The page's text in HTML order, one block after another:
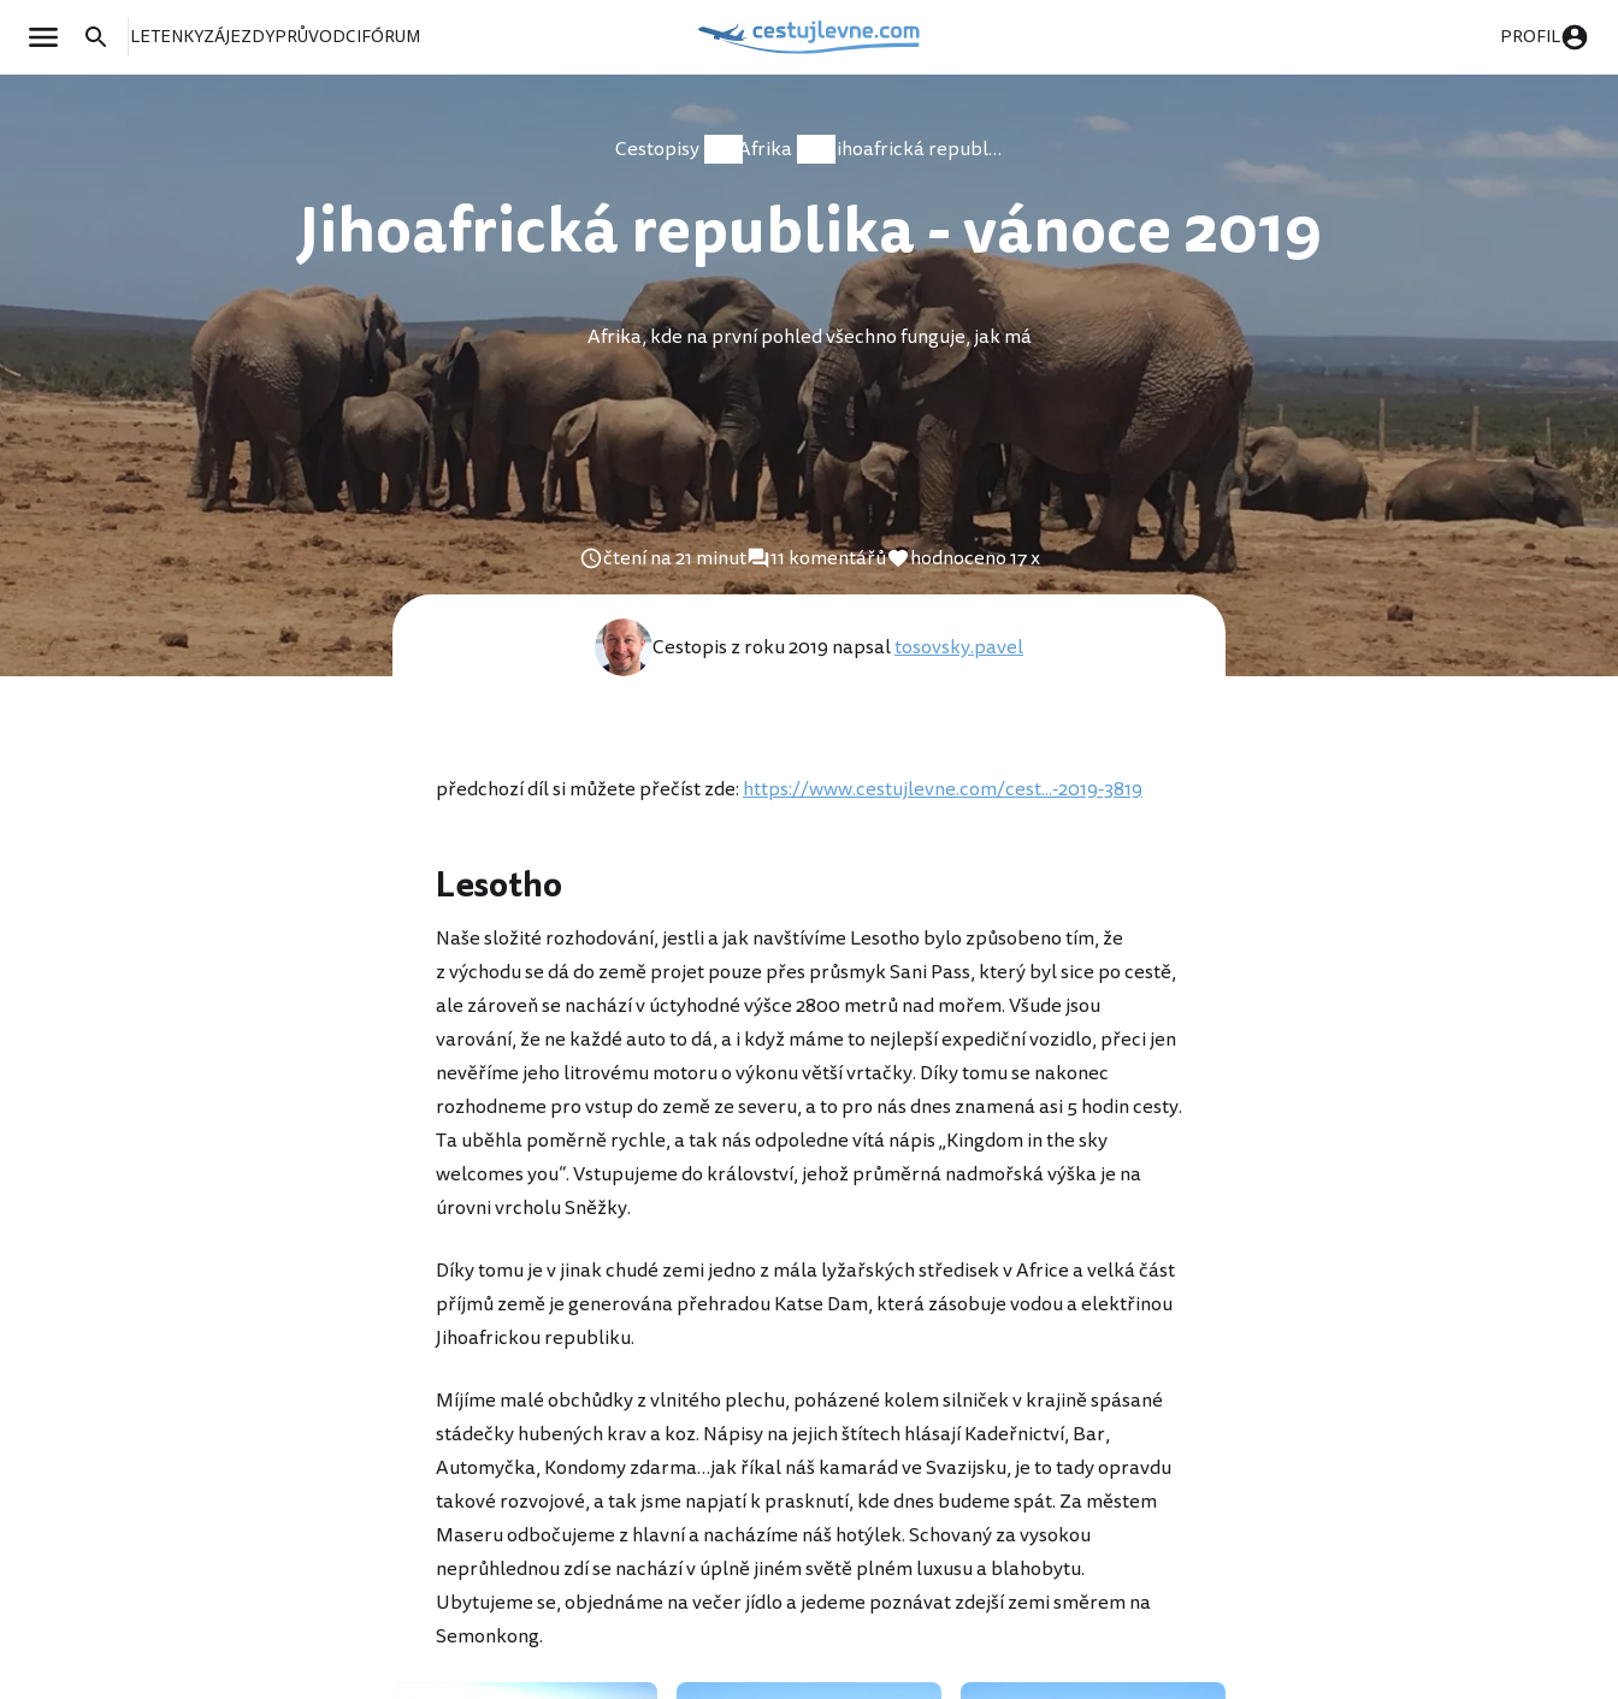
LETENKYZÁJEZDYPRŮVODCIFÓRUM PROFIL
Cestopisy Afrika Jihoafrická republika - vánoce 2019
Jihoafrická republika - vánoce 2019
Afrika, kde na první pohled všechno funguje, jak má
čtení na 21 minut 11 komentářů hodnoceno 17 x
Cestopis z roku 2019 napsaltosovsky.pavel
předchozí díl si můžete přečíst zde:https://www.cestujlevne.com/cest...-2019-3819
Lesotho
Naše složité rozhodování, jestli a jak navštívíme Lesotho bylo způsobeno tím, že
z východu se dá do země projet pouze přes průsmyk Sani Pass, který byl sice po cestě,
ale zároveň se nachází v úctyhodné výšce 2800 metrů nad mořem. Všude jsou
varování, že ne každé auto to dá, a i když máme to nejlepší expediční vozidlo, přeci jen
nevěříme jeho litrovému motoru o výkonu větší vrtačky. Díky tomu se nakonec
rozhodneme pro vstup do země ze severu, a to pro nás dnes znamená asi 5 hodin cesty.
Ta uběhla poměrně rychle, a tak nás odpoledne vítá nápis „Kingdom in the sky
welcomes you“. Vstupujeme do království, jehož průměrná nadmořská výška je na
úrovni vrcholu Sněžky.
Díky tomu je v jinak chudé zemi jedno z mála lyžařských středisek v Africe a velká část
příjmů země je generována přehradou Katse Dam, která zásobuje vodou a elektřinou
Jihoafrickou republiku.
Míjíme malé obchůdky z vlnitého plechu, poházené kolem silniček v krajině spásané
stádečky hubených krav a koz. Nápisy na jejich štítech hlásají Kadeřnictví, Bar,
Automyčka, Kondomy zdarma…jak říkal náš kamarád ve Svazijsku, je to tady opravdu
takové rozvojové, a tak jsme napjatí k prasknutí, kde dnes budeme spát. Za městem
Maseru odbočujeme z hlavní a nacházíme náš hotýlek. Schovaný za vysokou
neprůhlednou zdí se nachází v úplně jiném světě plném luxusu a blahobytu.
Ubytujeme se, objednáme na večer jídlo a jedeme poznávat zdejší zemi směrem na
Semonkong.